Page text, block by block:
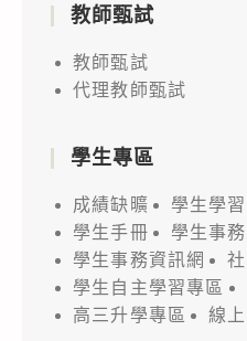
教師甄試
教師甄試
代理教師甄試
學生專區
成績缺曠
學生學
學生手冊
學生事
學生事務資訊網
學生自主學習專區
高三升學專區
線